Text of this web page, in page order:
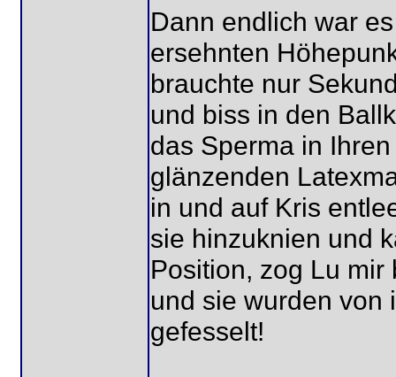
Dann endlich war
ersehnten
brauchte nur
und biss in den
das Sperma in
glänzenden
in und auf Kris
sie hinzuknien und
Position, zog Lu
und sie wurden von
gefesselt!